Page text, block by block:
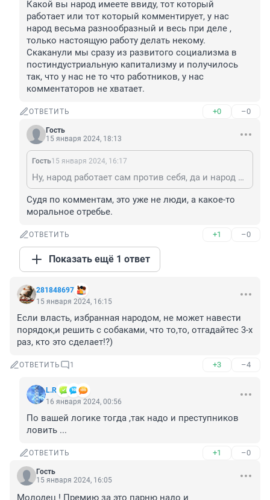
Какой вы народ имеете ввиду, тот который
работает или тот который комментирует, у нас
народ весьма разнообразный и весь при деле ,
только настоящую работу делать некому.
Скаканули мы сразу из развитого социализма в
постиндустриальную капитализму и получилось
так, что у нас не то что работников, у нас
комментаторов не хватает.
ОТВЕТИТЬ +0 –0
Гость
15 января 2024, 18:13
Гость15 января 2024, 16:17
Ну, народ работает сам против себя, да и народ ли это.
Судя по комментам, это уже не люди, а какое-то
моральное отребье.
ОТВЕТИТЬ +1 –0
Показать ещё 1 ответ
281848697
15 января 2024, 16:15
Если власть, избранная народом, не может навести
порядок,и решить с собаками, что то,то, отгадайтес 3-х
раз, кто это сделает!?)
ОТВЕТИТЬ 1 +3 –4
L.R
16 января 2024, 00:56
По вашей логике тогда ,так надо и преступников
ловить ...
ОТВЕТИТЬ +1 –0
Гость
15 января 2024, 16:05
Молодец ! Премию за это парню надо и